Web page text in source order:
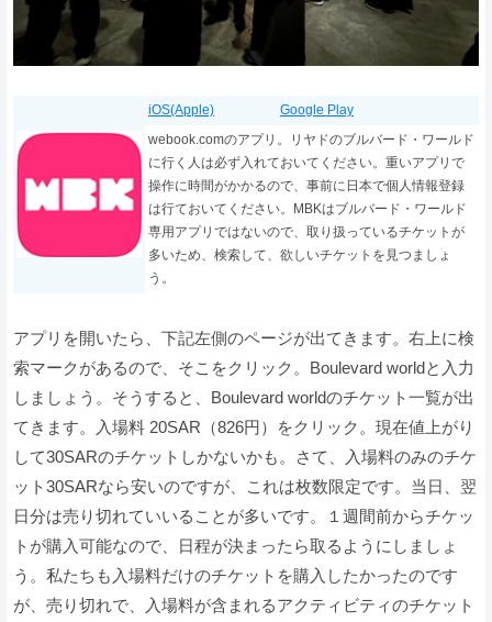
iOS(Apple)
Google Play
webook.comのアプリ。リヤドのブルバード・ワールド
に行く人は必ず入れておいてください。重いアプリで
操作に時間がかかるので、事前に日本で個人情報登録
は行ておいてください。MBKはブルバード・ワールド
専用アプリではないので、取り扱っているチケットが
多いため、検索して、欲しいチケットを見つましょ
う。
アプリを開いたら、下記左側のページが出てきます。右上に検
索マークがあるので、そこをクリック。Boulevard worldと入力
しましょう。そうすると、Boulevard worldのチケット一覧が出
てきます。入場料 20SAR（826円）をクリック。現在値上がり
して30SARのチケットしかないかも。さて、入場料のみのチケ
ット30SARなら安いのですが、これは枚数限定です。当日、翌
日分は売り切れていいることが多いです。１週間前からチケッ
トが購入可能なので、日程が決まったら取るようにしましょ
う。私たちも入場料だけのチケットを購入したかったのです
が、売り切れで、入場料が含まれるアクティビティのチケット